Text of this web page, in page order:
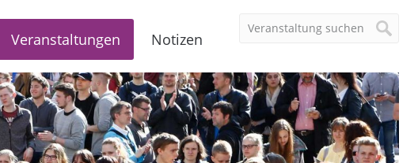
Veranstaltungen Notizen